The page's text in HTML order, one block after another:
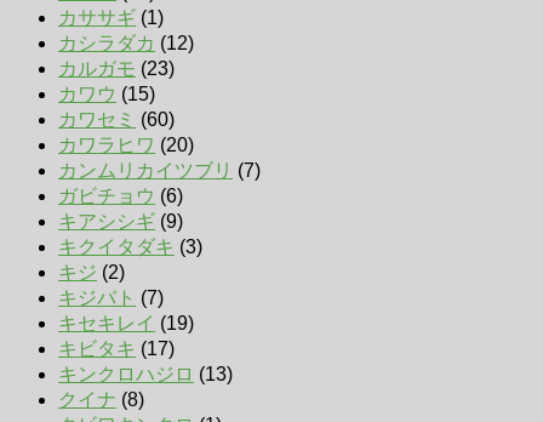
カササギ (1)
カシラダカ (12)
カルガモ (23)
カワウ (15)
カワセミ (60)
カワラヒワ (20)
カンムリカイツブリ (7)
ガビチョウ (6)
キアシシギ (9)
キクイタダキ (3)
キジ (2)
キジバト (7)
キセキレイ (19)
キビタキ (17)
キンクロハジロ (13)
クイナ (8)